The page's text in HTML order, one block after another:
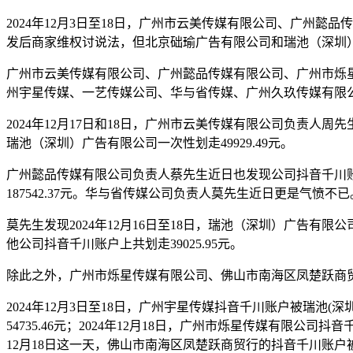
2024年12月3日至18日，广州市云美传媒有限公司、广州懿
发后商家维权讨说法，但北京础瑜广告有限公司和瑞池（深
广州市云美传媒有限公司、广州懿品传媒有限公司、广州市
州宇星传媒、一艺传媒公司、华与省传媒、广州久玖传媒有
2024年12月17日和18日，广州市云美传媒有限公司负责人周
瑞池（深圳）广告有限公司一次性划走49929.49元。
广州懿品传媒有限公司负责人蔡先生近日也发现公司抖音千
187542.37元。华与省传媒公司负责人莫先生近日更是气愤不已
莫先生发现2024年12月16日至18日，瑞池（深圳）广告有限
他公司抖音千川账户上共划走39025.95元。
除此之外，广州市烁星传媒有限公司、佛山市南海区凤楚跃
2024年12月3日至18日，广州宇星传媒抖音千川账户被瑞池(
54735.46元；2024年12月18日，广州市烁星传媒有限公司抖
12月18日这一天，佛山市南海区凤楚跃商贸行的抖音千川账